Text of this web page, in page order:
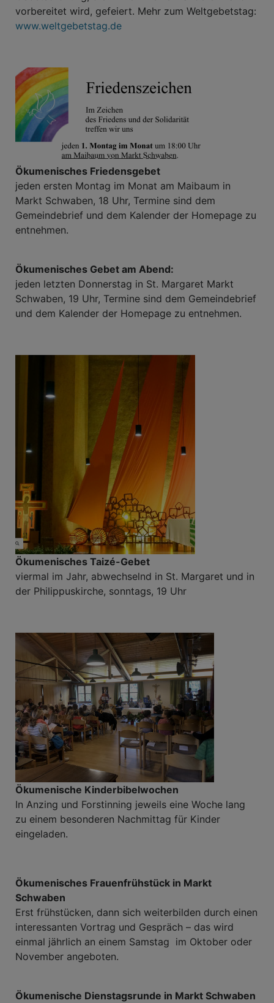
vorbereitet wird, gefeiert. Mehr zum Weltgebetstag:
www.weltgebetstag.de
Ökumenisches Friedensgebet
jeden ersten Montag im Monat am Maibaum in
Markt Schwaben, 18 Uhr, Termine sind dem
Gemeindebrief und dem Kalender der Homepage zu
entnehmen.
Ökumenisches Gebet am Abend:
jeden letzten Donnerstag in St. Margaret Markt
Schwaben, 19 Uhr, Termine sind dem Gemeindebrief
und dem Kalender der Homepage zu entnehmen.
Ökumenisches Taizé-Gebet
viermal im Jahr, abwechselnd in St. Margaret und in
der Philippuskirche, sonntags, 19 Uhr
Ökumenische Kinderbibelwochen
In Anzing und Forstinning jeweils eine Woche lang
zu einem besonderen Nachmittag für Kinder
eingeladen.
Ökumenisches Frauenfrühstück in Markt
Schwaben
Erst frühstücken, dann sich weiterbilden durch einen
interessanten Vortrag und Gespräch – das wird
einmal jährlich an einem Samstag im Oktober oder
November angeboten.
Ökumenische Dienstagsrunde in Markt Schwaben